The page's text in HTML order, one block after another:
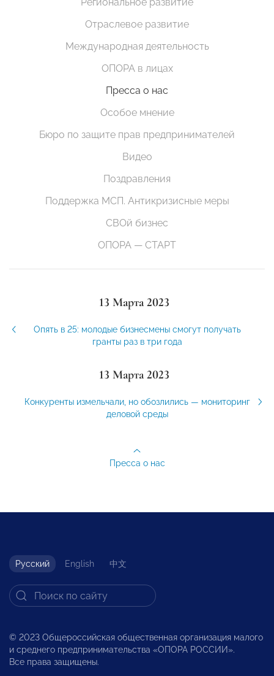
Отраслевое развитие
Международная деятельность
ОПОРА в лицах
Пресса о нас
Особое мнение
Бюро по защите прав предпринимателей
Видео
Поздравления
Поддержка МСП. Антикризисные меры
СВОй бизнес
ОПОРА — СТАРТ
13 Марта 2023
Опять в 25: молодые бизнесмены смогут получать
гранты раз в три года
13 Марта 2023
Конкуренты измельчали, но обозлились — мониторинг
деловой среды
Пресса о нас
Русский English 中文
© 2023 Общероссийская общественная организация малого
и среднего предпринимательства «ОПОРА РОССИИ».
Все права защищены.